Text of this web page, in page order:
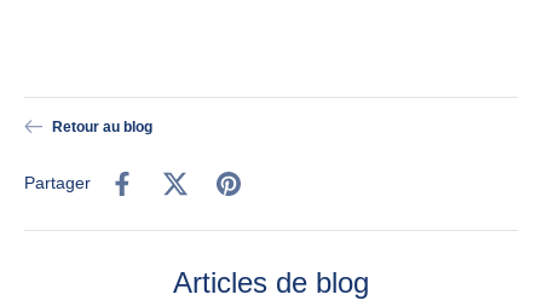
Retour au blog
Partager
Articles de blog